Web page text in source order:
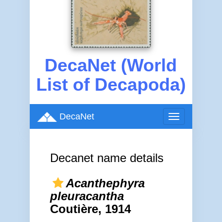
DecaNet (World
List of Decapoda)
Toggle
navigation
DecaNet
Decanet name details
Acanthephyra
pleuracantha
Coutière, 1914